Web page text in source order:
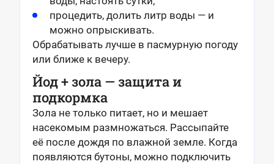
процедить, долить литр воды — и
можно опрыскивать.
Обрабатывать лучше в пасмурную погоду
или ближе к вечеру.
Йод + зола — защита и
подкормка
Зола не только питает, но и мешает
насекомым размножаться. Рассыпайте
её после дождя по влажной земле. Когда
появляются бутоны, можно подключить